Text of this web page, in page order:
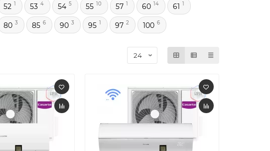
52 1 53 4 54 5 55 10 57 1 60 14 61 1
80 3 85 6 90 3 95 1 97 2 100 6